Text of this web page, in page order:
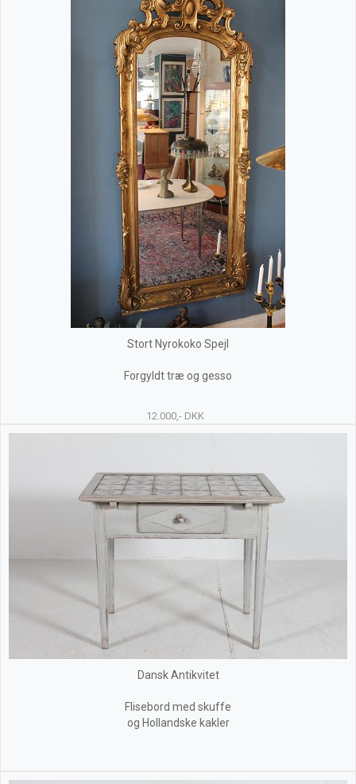
Stort Nyrokoko Spejl
Forgyldt træ og gesso
12.000,- DKK
Dansk Antikvitet
Flisebord med skuffe
og Hollandske kakler